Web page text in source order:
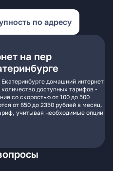
по адресу
на пер
домашний интернет
доступных тарифов -
со скоростью от 100 до 500
от 650 до 2350 рублей в месяц.
учитывая необходимые опции